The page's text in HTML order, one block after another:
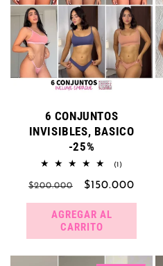
6 CONJUNTOS
INVISIBLES, BASICO
-25%
(1)
totales
Precio
habitual
$200.000
Precio
de
oferta
$150.000
AGREGAR AL
CARRITO